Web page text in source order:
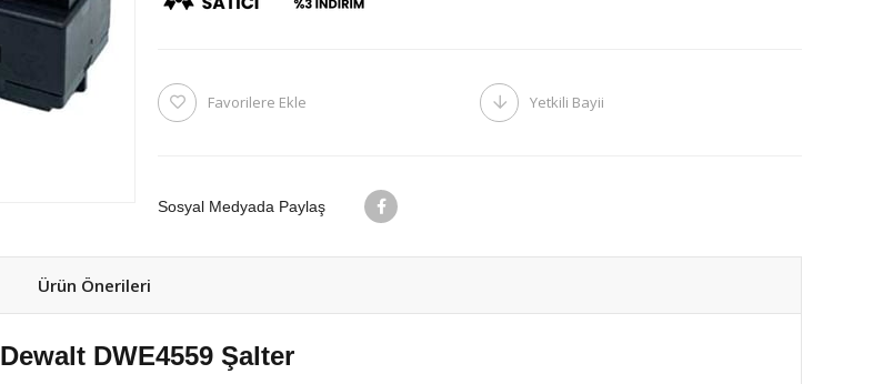
Favorilere Ekle Yetkili Bayii
Sosyal Medyada Paylaş
Ürün Önerileri
Dewalt DWE4559 Şalter